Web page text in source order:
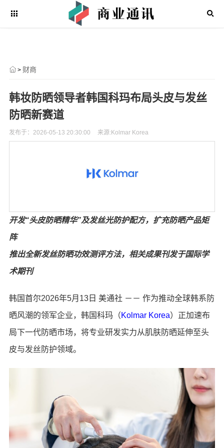
> 财商
韩妆防晒领导者韩国科玛布局头皮与发丝
防晒新赛道
发布于：2026-05-13 20:30:00 来源:Kolmar Korea
开发“头皮防晒精华”及发丝光防护配方，扩充防晒产品矩
阵
推出全新发丝防晒功效测评方法，相关成果刊发于国际学
术期刊
韩国首尔2026年5月13日 美通社 －－ 作为推动全球韩系防
晒风潮的领军企业，韩国科玛（Kolmar Korea）正加速布
局下一代防晒市场，将专业研发实力从肌肤防晒延伸至头
皮与发丝防护领域。